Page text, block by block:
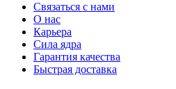
Связаться с нами
О нас
Карьера
Сила ядра
Гарантия качества
Быстрая доставка